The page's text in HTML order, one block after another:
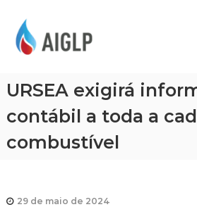
P
URSEA exigirá
contábil a toda a
combustível
29 de maio de 2024